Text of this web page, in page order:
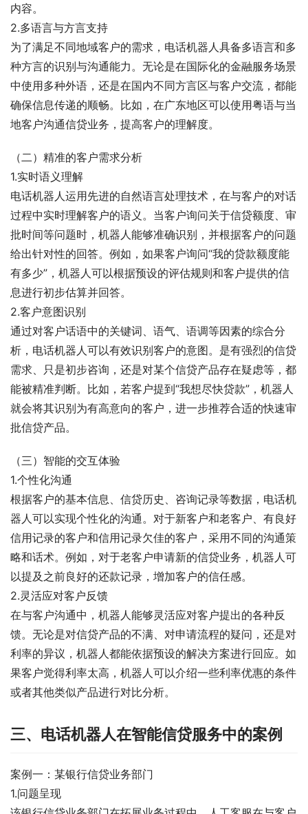
内容。
2.多语言与方言支持
为了满足不同地域客户的需求，电话机器人具备多语言和多
种方言的识别与沟通能力。无论是在国际化的金融服务场景
中使用多种外语，还是在国内不同方言区与客户交流，都能
确保信息传递的顺畅。比如，在广东地区可以使用粤语与当
地客户沟通信贷业务，提高客户的理解度。
（二）精准的客户需求分析
1.实时语义理解
电话机器人运用先进的自然语言处理技术，在与客户的对话
过程中实时理解客户的语义。当客户询问关于信贷额度、审
批时间等问题时，机器人能够准确识别，并根据客户的问题
给出针对性的回答。例如，如果客户询问“我的贷款额度能
有多少”，机器人可以根据预设的评估规则和客户提供的信
息进行初步估算并回答。
2.客户意图识别
通过对客户话语中的关键词、语气、语调等因素的综合分
析，电话机器人可以有效识别客户的意图。是有强烈的信贷
需求、只是初步咨询，还是对某个信贷产品存在疑虑等，都
能被精准判断。比如，若客户提到“我想尽快贷款”，机器人
就会将其识别为有高意向的客户，进一步推荐合适的快速审
批信贷产品。
（三）智能的交互体验
1.个性化沟通
根据客户的基本信息、信贷历史、咨询记录等数据，电话机
器人可以实现个性化的沟通。对于新客户和老客户、有良好
信用记录的客户和信用记录欠佳的客户，采用不同的沟通策
略和话术。例如，对于老客户申请新的信贷业务，机器人可
以提及之前良好的还款记录，增加客户的信任感。
2.灵活应对客户反馈
在与客户沟通中，机器人能够灵活应对客户提出的各种反
馈。无论是对信贷产品的不满、对申请流程的疑问，还是对
利率的异议，机器人都能依据预设的解决方案进行回应。如
果客户觉得利率太高，机器人可以介绍一些利率优惠的条件
或者其他类似产品进行对比分析。
三、电话机器人在智能信贷服务中的案例
案例一：某银行信贷业务部门
1.问题呈现